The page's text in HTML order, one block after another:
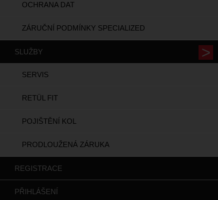
OCHRANA DAT
ZÁRUČNÍ PODMÍNKY SPECIALIZED
SLUŽBY
SERVIS
RETÜL FIT
POJIŠTĚNÍ KOL
PRODLOUŽENÁ ZÁRUKA
REGISTRACE
PŘIHLÁŠENÍ